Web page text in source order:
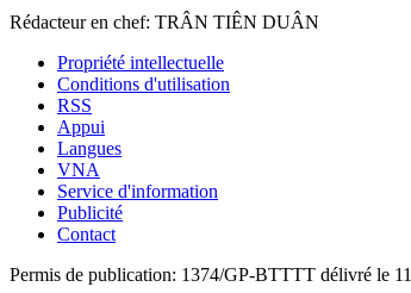
Rédacteur en chef: TRÂN TIÊN DUÂN
Propriété intellectuelle
Conditions d'utilisation
RSS
Appui
Langues
VNA
Service d'information
Publicité
Contact
Permis de publication: 1374/GP-BTTTT délivré le